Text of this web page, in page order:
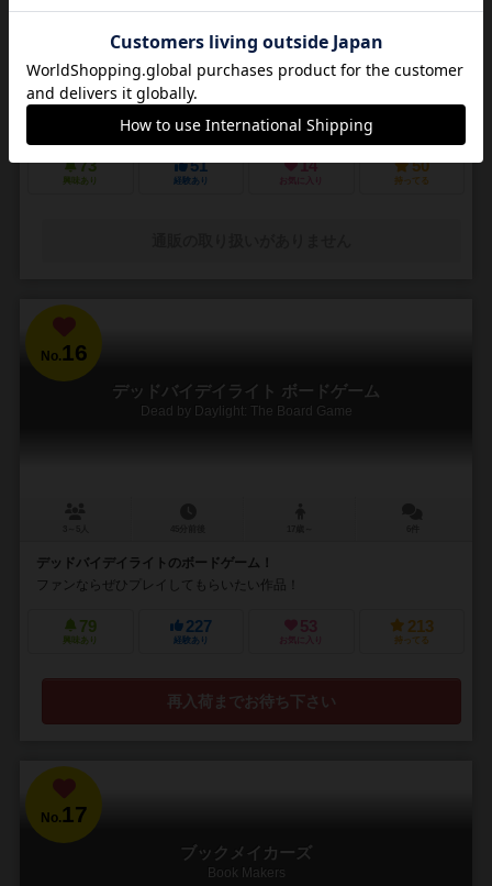
14歳～
悪夢のような街で他の狩人を出し抜いて「血の遺志」を集めろ
ＰＳ４で発売されたフロムソフトウェアのブラッドボーンのカードゲ
ーム化。 かつて栄華を極めた古都ヤーナムでは風土病「獣の病」がは
びこっていた。あなたは「獣の病」の罹患者で...
73
興味あり
51
経験あり
14
お気に入り
50
持ってる
No. 16
デッドバイデイライト ボードゲーム
Dead by Daylight: The Board Game
デッドバイデイライトのボードゲーム！
ファンならぜひプレイしてもらいたい作品！
79
興味あり
227
経験あり
53
お気に入り
213
持ってる
再入荷までお待ち下さい
No.17
ブックメイカーズ
Book Makers